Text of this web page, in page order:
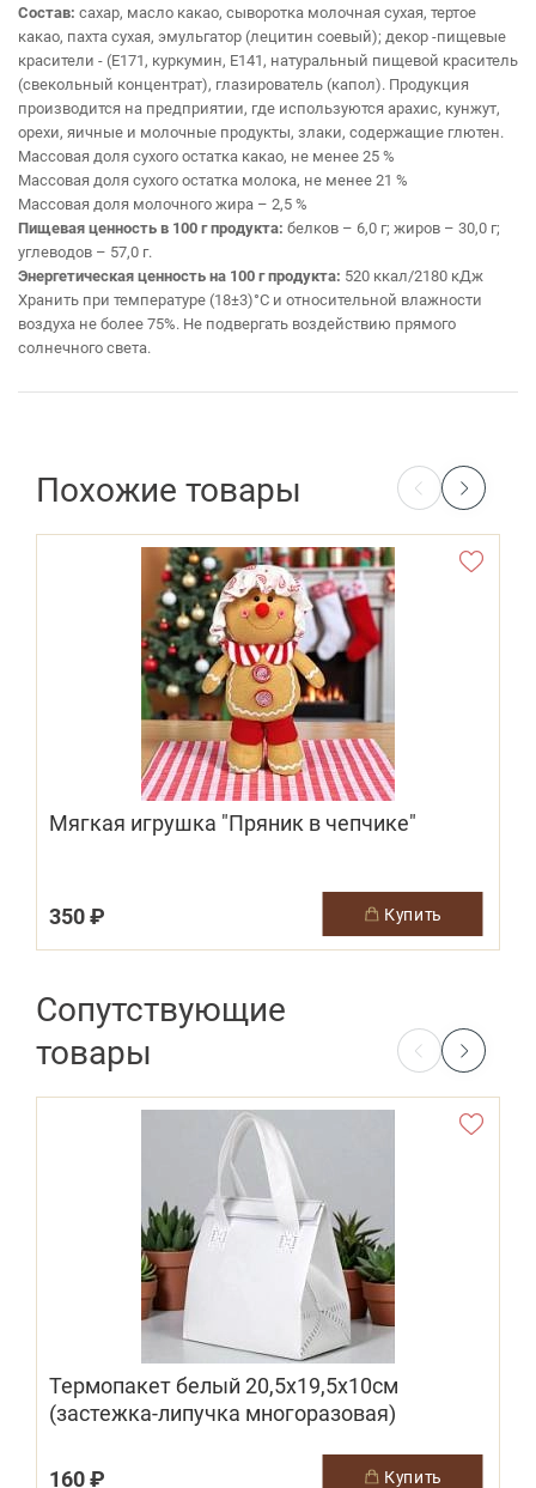
Состав: сахар, масло какао, сыворотка молочная сухая, тертое
какао, пахта сухая, эмульгатор (лецитин соевый); декор -пищевые
красители - (Е171, куркумин, Е141, натуральный пищевой краситель
(свекольный концентрат), глазирователь (капол). Продукция
производится на предприятии, где используются арахис, кунжут,
орехи, яичные и молочные продукты, злаки, содержащие глютен.
Массовая доля сухого остатка какао, не менее 25 %
Массовая доля сухого остатка молока, не менее 21 %
Массовая доля молочного жира – 2,5 %
Пищевая ценность в 100 г продукта: белков – 6,0 г; жиров – 30,0 г;
углеводов – 57,0 г.
Энергетическая ценность на 100 г продукта: 520 ккал/2180 кДж
Хранить при температуре (18±3)°С и относительной влажности
воздуха не более 75%. Не подвергать воздействию прямого
солнечного света.
Похожие товары
Мягкая игрушка "Пряник в чепчике"
350 ₽ купить
Сопутствующие
товары
Термопакет белый 20,5х19,5х10см
(застежка-липучка многоразовая)
160 ₽ купить